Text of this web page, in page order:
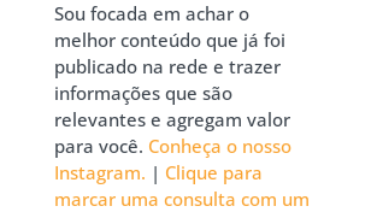
Sou focada em achar o
melhor conteúdo que já foi
publicado na rede e trazer
informações que são
relevantes e agregam valor
para você. Conheça o nosso
Instagram. | Clique para
marcar uma consulta com um